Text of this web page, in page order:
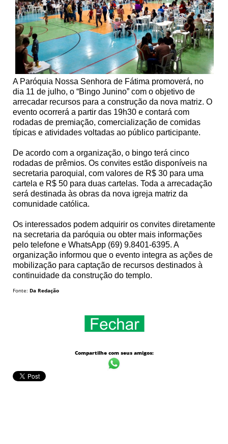
A Paróquia Nossa Senhora de Fátima promoverá, no
dia 11 de julho, o “Bingo Junino” com o objetivo de
arrecadar recursos para a construção da nova matriz. O
evento ocorrerá a partir das 19h30 e contará com
rodadas de premiação, comercialização de comidas
típicas e atividades voltadas ao público participante.
De acordo com a organização, o bingo terá cinco
rodadas de prêmios. Os convites estão disponíveis na
secretaria paroquial, com valores de R$ 30 para uma
cartela e R$ 50 para duas cartelas. Toda a arrecadação
será destinada às obras da nova igreja matriz da
comunidade católica.
Os interessados podem adquirir os convites diretamente
na secretaria da paróquia ou obter mais informações
pelo telefone e WhatsApp (69) 9.8401-6395. A
organização informou que o evento integra as ações de
mobilização para captação de recursos destinados à
continuidade da construção do templo.
Fonte: Da Redação
Compartilhe com seus amigos: